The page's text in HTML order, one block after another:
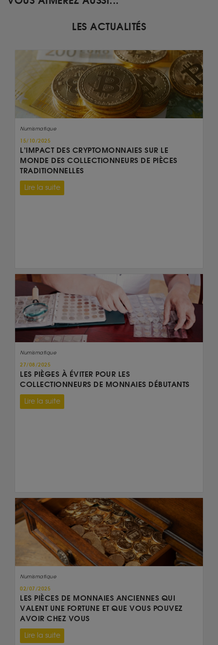
LES ACTUALITÉS
Numismatique
15/10/2025
L’IMPACT DES CRYPTOMONNAIES SUR LE
MONDE DES COLLECTIONNEURS DE PIÈCES
TRADITIONNELLES
Lire la suite
Numismatique
27/08/2025
LES PIÈGES À ÉVITER POUR LES
COLLECTIONNEURS DE MONNAIES DÉBUTANTS
Lire la suite
Numismatique
02/07/2025
LES PIÈCES DE MONNAIES ANCIENNES QUI
VALENT UNE FORTUNE ET QUE VOUS POUVEZ
AVOIR CHEZ VOUS
Lire la suite